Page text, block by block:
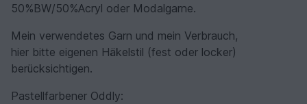
50%BW/50%Acryl oder Modalgarne.
Mein verwendetes Garn und mein Verbrauch,
hier bitte eigenen Häkelstil (fest oder locker)
berücksichtigen.
Pastellfarbener Oddly: